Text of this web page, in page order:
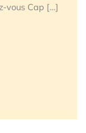
vous Cap […]